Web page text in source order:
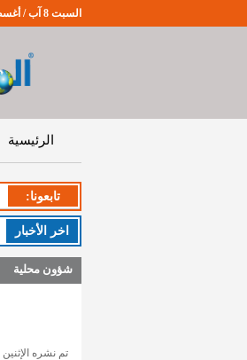
السبت 8 آب / أغسطس 2026. 2:39:8 صباحاً
الرئيسية
تابعونا:
اخر اﻷخبار
شؤون محلية
تم نشره الإثنين 10 نيسان / أبريل 2023 05:12 مساءً